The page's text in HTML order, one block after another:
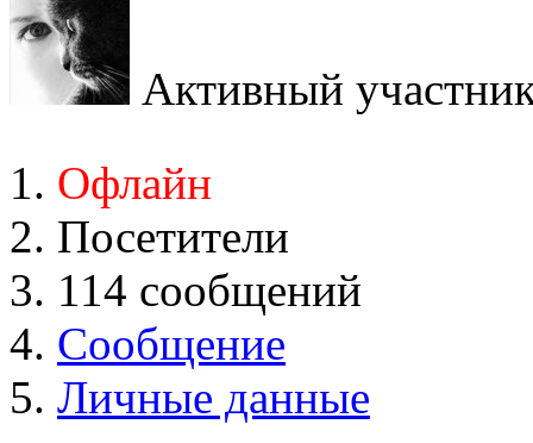
Активный
Офлайн
Посетители
114 сообщений
Сообщение
Личные данные